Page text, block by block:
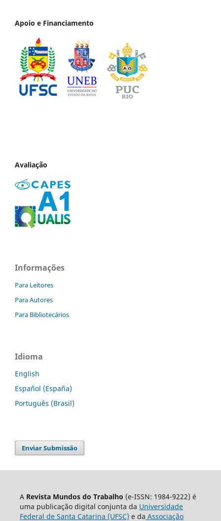
Apoio e Financiamento
Avaliação
Informações
Para Leitores
Para Autores
Para Bibliotecários
Idioma
English
Español (España)
Português (Brasil)
Enviar Submissão
A Revista Mundos do Trabalho (e-ISSN: 1984-9222) é
uma publicação digital conjunta da Universidade
Federal de Santa Catarina (UFSC) e da Associação